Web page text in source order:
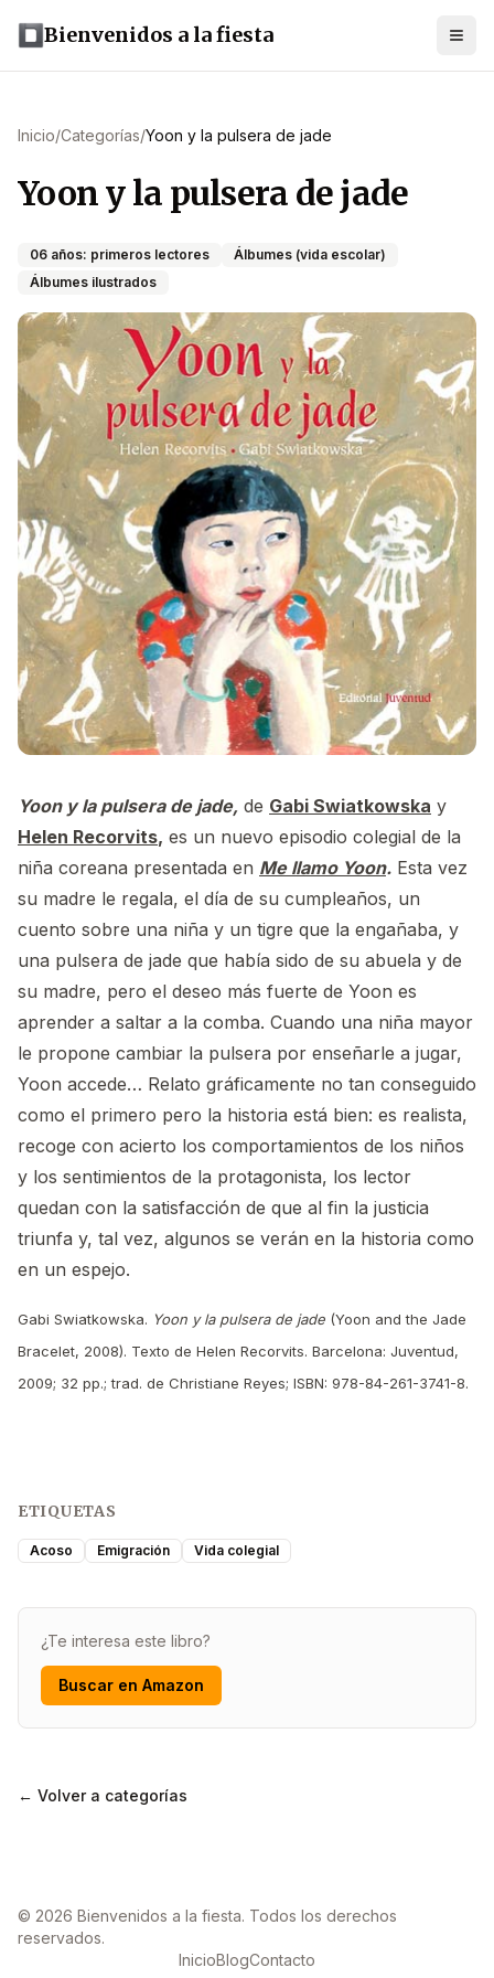
Bienvenidos a la fiesta
Inicio/Categorías/Yoon y la pulsera de jade
Yoon y la pulsera de jade
06 años: primeros lectores
Álbumes (vida escolar)
Álbumes ilustrados
Yoon y la pulsera de jade, de Gabi Swiatkowska y
Helen Recorvits, es un nuevo episodio colegial de la
niña coreana presentada en Me llamo Yoon. Esta vez
su madre le regala, el día de su cumpleaños, un
cuento sobre una niña y un tigre que la engañaba, y
una pulsera de jade que había sido de su abuela y de
su madre, pero el deseo más fuerte de Yoon es
aprender a saltar a la comba. Cuando una niña mayor
le propone cambiar la pulsera por enseñarle a jugar,
Yoon accede… Relato gráficamente no tan conseguido
como el primero pero la historia está bien: es realista,
recoge con acierto los comportamientos de los niños
y los sentimientos de la protagonista, los lector
quedan con la satisfacción de que al fin la justicia
triunfa y, tal vez, algunos se verán en la historia como
en un espejo.
Gabi Swiatkowska. Yoon y la pulsera de jade (Yoon and the Jade
Bracelet, 2008). Texto de Helen Recorvits. Barcelona: Juventud,
2009; 32 pp.; trad. de Christiane Reyes; ISBN: 978-84-261-3741-8.
ETIQUETAS
Acoso Emigración Vida colegial
¿Te interesa este libro?
Buscar en Amazon
← Volver a categorías
© 2026 Bienvenidos a la fiesta. Todos los derechos
reservados.
InicioBlogContacto